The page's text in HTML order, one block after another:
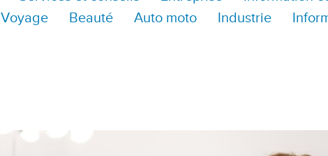
Voyage Beauté Auto moto Industrie